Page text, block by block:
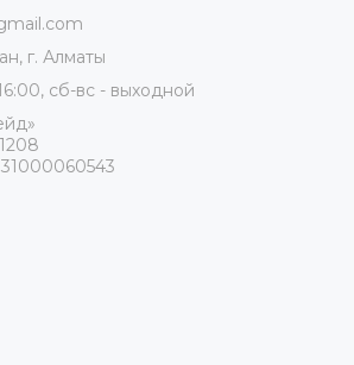
г. Алматы
сб-вс - выходной